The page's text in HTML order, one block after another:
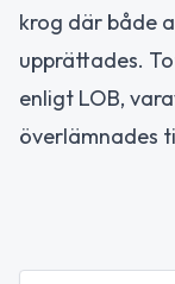
krog där både
upprättades.
enligt LOB,
överlämnades